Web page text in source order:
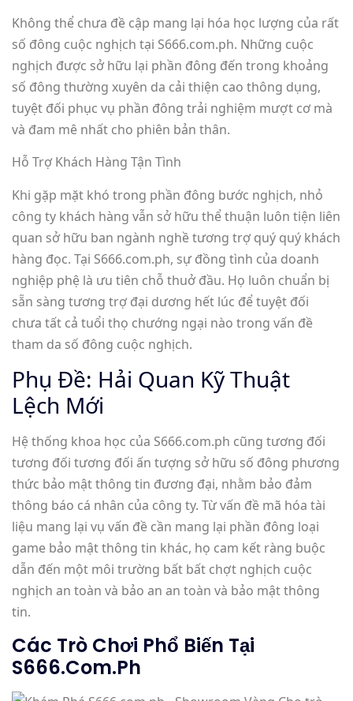
Không thể chưa đề cập mang lại hóa học lượng của rất
số đông cuộc nghịch tại S666.com.ph. Những cuộc
nghịch được sở hữu lại phần đông đến trong khoảng
số đông thường xuyên da cải thiện cao thông dụng,
tuyệt đối phục vụ phần đông trải nghiệm mượt cơ mà
và đam mê nhất cho phiên bản thân.
Hỗ Trợ Khách Hàng Tận Tình
Khi gặp mặt khó trong phần đông bước nghịch, nhỏ
công ty khách hàng vẫn sở hữu thể thuận luôn tiện liên
quan sở hữu ban ngành nghề tương trợ quý quý khách
hàng đọc. Tại S666.com.ph, sự đồng tình của doanh
nghiệp phệ là ưu tiên chỗ thuở đầu. Họ luôn chuẩn bị
sẵn sàng tương trợ đại dương hết lúc để tuyệt đối
chưa tất cả tuổi thọ chướng ngại nào trong vấn đề
tham da số đông cuộc nghịch.
Phụ Đề: Hải Quan Kỹ Thuật
Lệch Mới
Hệ thống khoa học của S666.com.ph cũng tương đối
tương đối tương đối ấn tượng sở hữu số đông phương
thức bảo mật thông tin đương đại, nhằm bảo đảm
thông báo cá nhân của công ty. Từ vấn đề mã hóa tài
liệu mang lại vụ vấn đề cần mang lại phần đông loại
game bảo mật thông tin khác, họ cam kết ràng buộc
dẫn đến một môi trường bất bất chợt nghịch cuộc
nghịch an toàn và bảo an an toàn và bảo mật thông
tin.
Các Trò Chơi Phổ Biến Tại
S666.com.ph